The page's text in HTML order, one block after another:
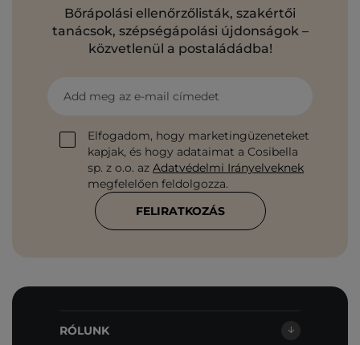
Bőrápolási ellenőrzőlisták, szakértői
tanácsok, szépségápolási újdonságok –
közvetlenül a postaládádba!
Add meg az e-mail címedet
Elfogadom, hogy marketingüzeneteket
kapjak, és hogy adataimat a Cosibella
sp. z o.o. az Adatvédelmi Irányelveknek
megfelelően feldolgozza.
FELIRATKOZÁS
RÓLUNK